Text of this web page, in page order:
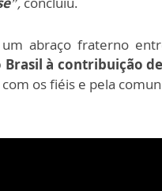
abraço fraterno
à contribuição
os fiéis e pela